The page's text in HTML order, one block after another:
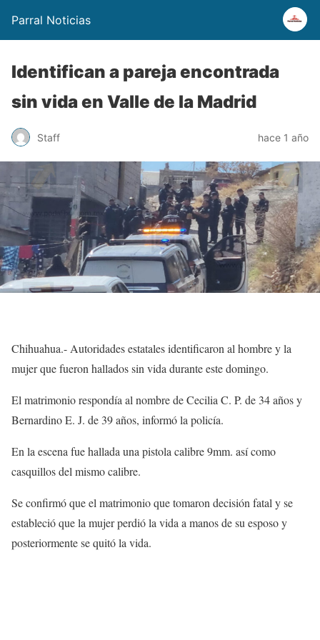
Parral Noticias
Identifican a pareja encontrada
sin vida en Valle de la Madrid
Staff hace 1 año
Chihuahua.- Autoridades estatales identificaron al hombre y la
mujer que fueron hallados sin vida durante este domingo.
El matrimonio respondía al nombre de Cecilia C. P. de 34 años y
Bernardino E. J. de 39 años, informó la policía.
En la escena fue hallada una pistola calibre 9mm. así como
casquillos del mismo calibre.
Se confirmó que el matrimonio que tomaron decisión fatal y se
estableció que la mujer perdió la vida a manos de su esposo y
posteriormente se quitó la vida.